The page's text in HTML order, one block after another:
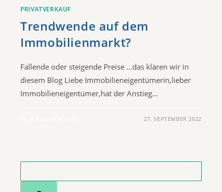
PRIVATVERKAUF
Trendwende auf dem
Immobilienmarkt?
Fallende oder steigende Preise ...das klären wir in
diesem Blog​ Liebe Immobilieneigentümerin,lieber
Immobilieneigentümer,hat der Anstieg…
27. SEPTEMBER 2022